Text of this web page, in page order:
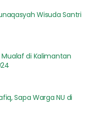
Wisuda Santri
di Kalimantan
Sapa Warga NU di